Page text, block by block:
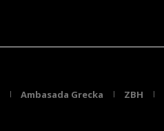
Ambasada Grecka ZBH